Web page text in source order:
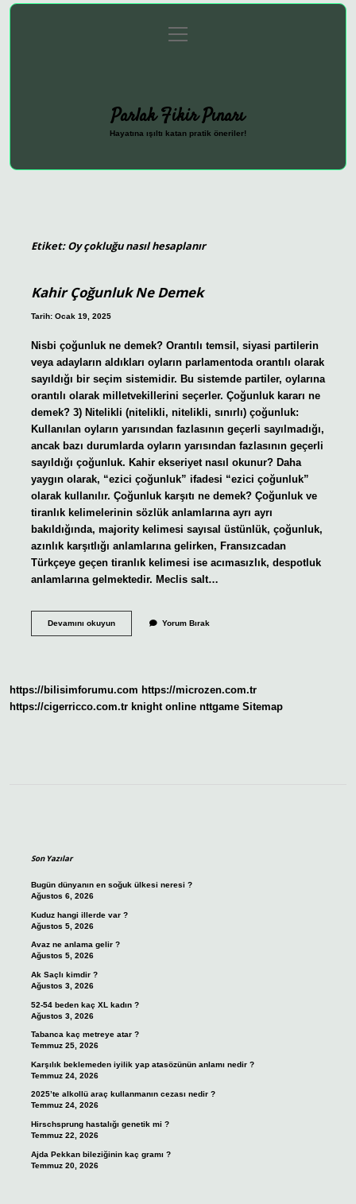
Gizlilik Politikası
menüyü
aç
Parlak Fikir Pınarı
Hayatına ışıltı katan pratik öneriler!
Etiket:Oy çokluğu nasıl hesaplanır
Kahir Çoğunluk Ne Demek
Tarih: Ocak 19, 2025
Nisbi çoğunluk ne demek? Orantılı temsil, siyasi partilerin
veya adayların aldıkları oyların parlamentoda orantılı olarak
sayıldığı bir seçim sistemidir. Bu sistemde partiler, oylarına
orantılı olarak milletvekillerini seçerler. Çoğunluk kararı ne
demek? 3) Nitelikli (nitelikli, nitelikli, sınırlı) çoğunluk:
Kullanılan oyların yarısından fazlasının geçerli sayılmadığı,
ancak bazı durumlarda oyların yarısından fazlasının geçerli
sayıldığı çoğunluk. Kahir ekseriyet nasıl okunur? Daha
yaygın olarak, “ezici çoğunluk” ifadesi “ezici çoğunluk”
olarak kullanılır. Çoğunluk karşıtı ne demek? Çoğunluk ve
tiranlık kelimelerinin sözlük anlamlarına ayrı ayrı
bakıldığında, majority kelimesi sayısal üstünlük, çoğunluk,
azınlık karşıtlığı anlamlarına gelirken, Fransızcadan
Türkçeye geçen tiranlık kelimesi ise acımasızlık, despotluk
anlamlarına gelmektedir. Meclis salt…
Devamını okuyunKahir
Yorum Bırak
https://bilisimforumu.com https://microzen.com.tr
https://cigerricco.com.tr knight online nttgame Sitemap
Son Yazılar
Bugün dünyanın en soğuk ülkesi neresi ?
Ağustos 6, 2026
Kuduz hangi illerde var ?
Ağustos 5, 2026
Avaz ne anlama gelir ?
Ağustos 5, 2026
Ak Saçlı kimdir ?
Ağustos 3, 2026
52-54 beden kaç XL kadın ?
Ağustos 3, 2026
Tabanca kaç metreye atar ?
Temmuz 25, 2026
Karşılık beklemeden iyilik yap atasözünün anlamı nedir ?
Temmuz 24, 2026
2025’te alkollü araç kullanmanın cezası nedir ?
Temmuz 24, 2026
Hirschsprung hastalığı genetik mi ?
Temmuz 22, 2026
Ajda Pekkan bileziğinin kaç gramı ?
Temmuz 20, 2026